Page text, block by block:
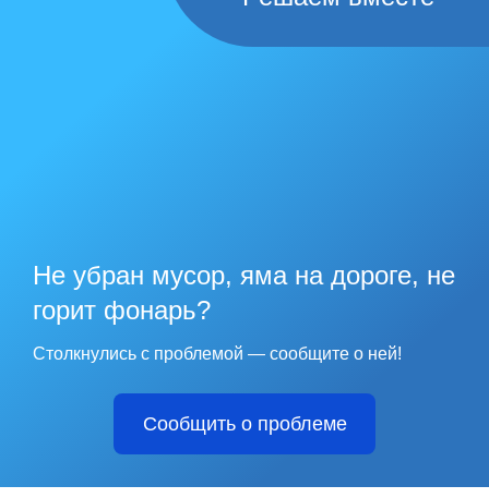
Не убран мусор, яма на дороге, не
горит фонарь?
Столкнулись с проблемой — сообщите о ней!
Сообщить о проблеме